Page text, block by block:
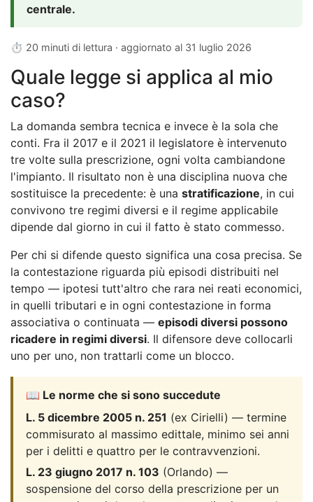
centrale.
⏱ 20 minuti di lettura · aggiornato al 31 luglio 2026
Quale legge si applica al mio
caso?
La domanda sembra tecnica e invece è la sola che
conti. Fra il 2017 e il 2021 il legislatore è intervenuto
tre volte sulla prescrizione, ogni volta cambiandone
l'impianto. Il risultato non è una disciplina nuova che
sostituisce la precedente: è una stratificazione, in cui
convivono tre regimi diversi e il regime applicabile
dipende dal giorno in cui il fatto è stato commesso.
Per chi si difende questo significa una cosa precisa. Se
la contestazione riguarda più episodi distribuiti nel
tempo — ipotesi tutt'altro che rara nei reati economici,
in quelli tributari e in ogni contestazione in forma
associativa o continuata — episodi diversi possono
ricadere in regimi diversi. Il difensore deve collocarli
uno per uno, non trattarli come un blocco.
📖 Le norme che si sono succedute
L. 5 dicembre 2005 n. 251 (ex Cirielli) — termine
commisurato al massimo edittale, minimo sei anni
per i delitti e quattro per le contravvenzioni.
L. 23 giugno 2017 n. 103 (Orlando) —
sospensione del corso della prescrizione per un